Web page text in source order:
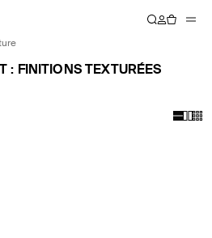
: FINITIONS TEXTURÉES